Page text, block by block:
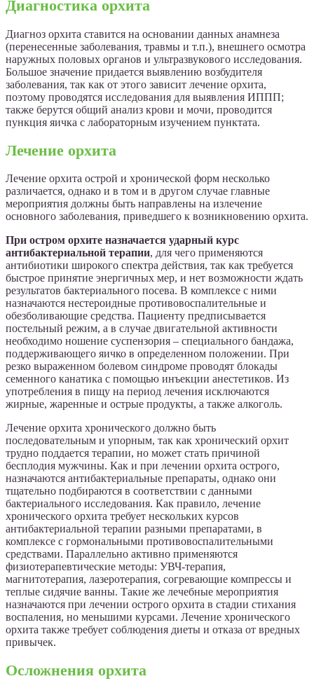
Диагностика орхита
Диагноз орхита ставится на основании данных анамнеза
(перенесенные заболевания, травмы и т.п.), внешнего осмотра
наружных половых органов и ультразвукового исследования.
Большое значение придается выявлению возбудителя
заболевания, так как от этого зависит лечение орхита,
поэтому проводятся исследования для выявления ИППП;
также берутся общий анализ крови и мочи, проводится
пункция яичка с лабораторным изучением пунктата.
Лечение орхита
Лечение орхита острой и хронической форм несколько
различается, однако и в том и в другом случае главные
мероприятия должны быть направлены на излечение
основного заболевания, приведшего к возникновению орхита.
При остром орхите назначается ударный курс
антибактериальной терапии, для чего применяются
антибиотики широкого спектра действия, так как требуется
быстрое принятие энергичных мер, и нет возможности ждать
результатов бактериального посева. В комплексе с ними
назначаются нестероидные противовоспалительные и
обезболивающие средства. Пациенту предписывается
постельный режим, а в случае двигательной активности
необходимо ношение суспензория – специального бандажа,
поддерживающего яичко в определенном положении. При
резко выраженном болевом синдроме проводят блокады
семенного канатика с помощью инъекции анестетиков. Из
употребления в пищу на период лечения исключаются
жирные, жаренные и острые продукты, а также алкоголь.
Лечение орхита хронического должно быть
последовательным и упорным, так как хронический орхит
трудно поддается терапии, но может стать причиной
бесплодия мужчины. Как и при лечении орхита острого,
назначаются антибактериальные препараты, однако они
тщательно подбираются в соответствии с данными
бактериального исследования. Как правило, лечение
хронического орхита требует нескольких курсов
антибактериальной терапии разными препаратами, в
комплексе с гормональными противовоспалительными
средствами. Параллельно активно применяются
физиотерапевтические методы: УВЧ-терапия,
магнитотерапия, лазеротерапия, согревающие компрессы и
теплые сидячие ванны. Такие же лечебные мероприятия
назначаются при лечении острого орхита в стадии стихания
воспаления, но меньшими курсами. Лечение хронического
орхита также требует соблюдения диеты и отказа от вредных
привычек.
Осложнения орхита